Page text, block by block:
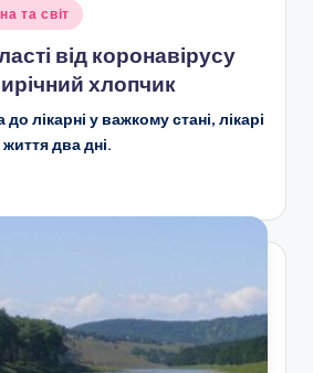
та світ
від коронавірусу
хлопчик
лікарні у важкому стані, лікарі
два дні.